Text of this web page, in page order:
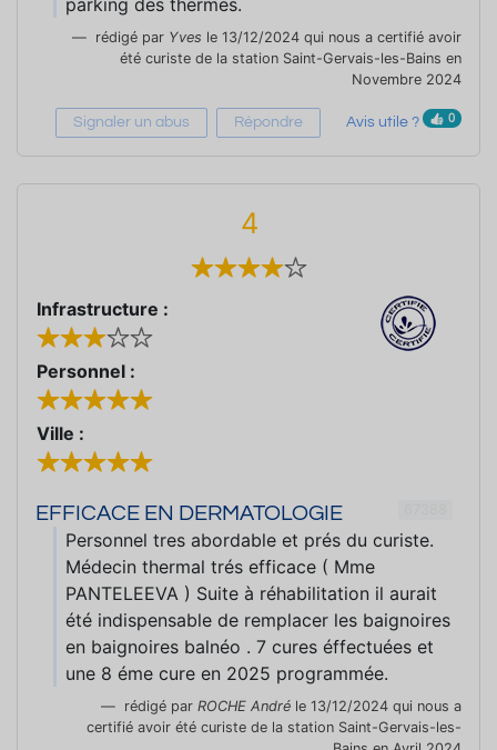
rédigé par Yves le 13/12/2024 qui nous a certifié avoir
été curiste de la station Saint-Gervais-les-Bains en
Novembre 2024
Signaler un abus Répondre Avis utile ? 0
4
Infrastructure :
Personnel :
Ville :
EFFICACE EN DERMATOLOGIE
Personnel tres abordable et prés du curiste.
Médecin thermal trés efficace ( Mme
PANTELEEVA ) Suite à réhabilitation il aurait
été indispensable de remplacer les baignoires
en baignoires balnéo . 7 cures éffectuées et
une 8 éme cure en 2025 programmée.
rédigé par ROCHE André le 13/12/2024 qui nous a
certifié avoir été curiste de la station Saint-Gervais-les-